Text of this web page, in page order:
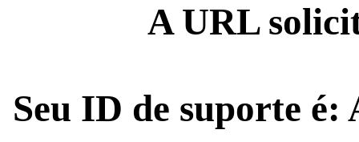
A URL
Seu ID de suporte é: